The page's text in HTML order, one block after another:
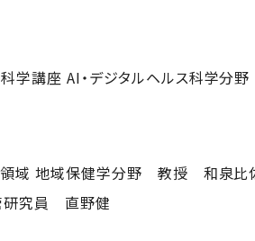
学講座 AI・デジタルヘルス科学
領域 地域保健学分野 教授 和泉比
研究員 直野健